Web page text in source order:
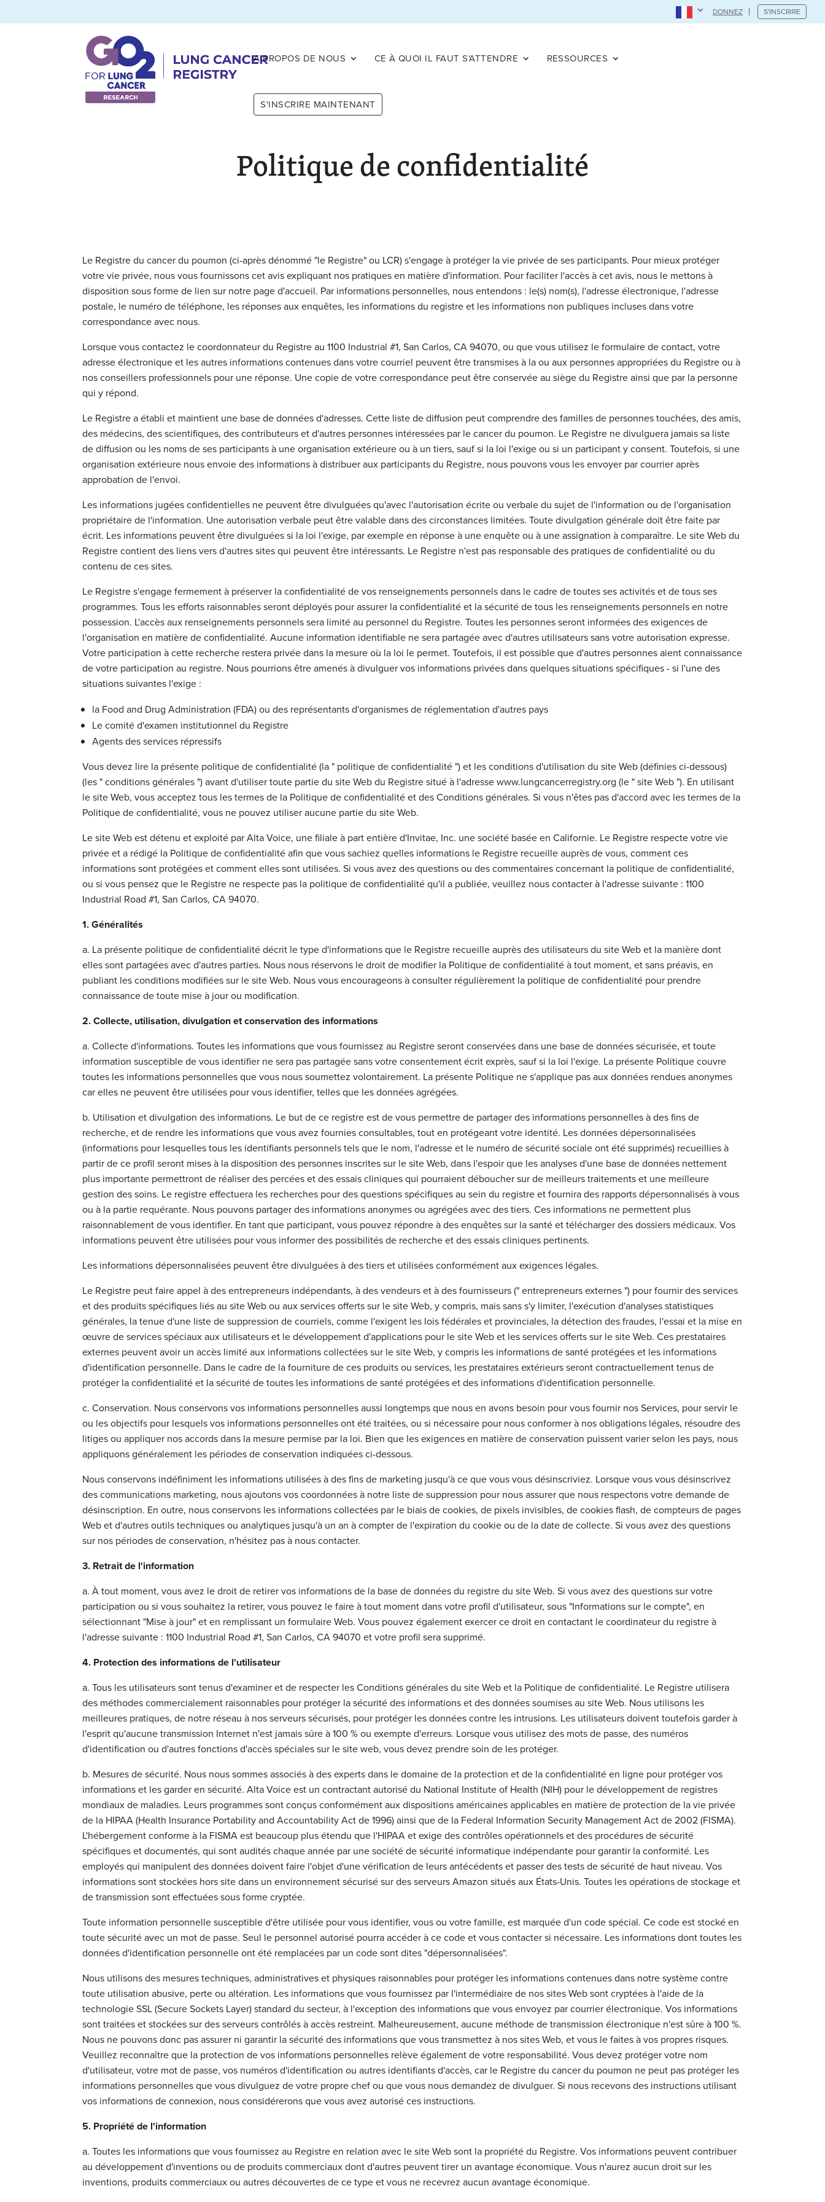
DONNEZ S'INSCRIRE
A PROPOS DE NOUS CE À QUOI IL FAUT S'ATTENDRE RESSOURCES
S'INSCRIRE MAINTENANT
Politique de confidentialité
Le Registre du cancer du poumon (ci-après dénommé "le Registre" ou LCR) s'engage à protéger la vie privée de ses participants. Pour mieux protéger
votre vie privée, nous vous fournissons cet avis expliquant nos pratiques en matière d'information. Pour faciliter l'accès à cet avis, nous le mettons à
disposition sous forme de lien sur notre page d'accueil. Par informations personnelles, nous entendons : le(s) nom(s), l'adresse électronique, l'adresse
postale, le numéro de téléphone, les réponses aux enquêtes, les informations du registre et les informations non publiques incluses dans votre
correspondance avec nous.
Lorsque vous contactez le coordonnateur du Registre au 1100 Industrial #1, San Carlos, CA 94070, ou que vous utilisez le formulaire de contact, votre
adresse électronique et les autres informations contenues dans votre courriel peuvent être transmises à la ou aux personnes appropriées du Registre ou à
nos conseillers professionnels pour une réponse. Une copie de votre correspondance peut être conservée au siège du Registre ainsi que par la personne
qui y répond.
Le Registre a établi et maintient une base de données d'adresses. Cette liste de diffusion peut comprendre des familles de personnes touchées, des amis,
des médecins, des scientifiques, des contributeurs et d'autres personnes intéressées par le cancer du poumon. Le Registre ne divulguera jamais sa liste
de diffusion ou les noms de ses participants à une organisation extérieure ou à un tiers, sauf si la loi l'exige ou si un participant y consent. Toutefois, si une
organisation extérieure nous envoie des informations à distribuer aux participants du Registre, nous pouvons vous les envoyer par courrier après
approbation de l'envoi.
Les informations jugées confidentielles ne peuvent être divulguées qu'avec l'autorisation écrite ou verbale du sujet de l'information ou de l'organisation
propriétaire de l'information. Une autorisation verbale peut être valable dans des circonstances limitées. Toute divulgation générale doit être faite par
écrit. Les informations peuvent être divulguées si la loi l'exige, par exemple en réponse à une enquête ou à une assignation à comparaître. Le site Web du
Registre contient des liens vers d'autres sites qui peuvent être intéressants. Le Registre n'est pas responsable des pratiques de confidentialité ou du
contenu de ces sites.
Le Registre s'engage fermement à préserver la confidentialité de vos renseignements personnels dans le cadre de toutes ses activités et de tous ses
programmes. Tous les efforts raisonnables seront déployés pour assurer la confidentialité et la sécurité de tous les renseignements personnels en notre
possession. L'accès aux renseignements personnels sera limité au personnel du Registre. Toutes les personnes seront informées des exigences de
l'organisation en matière de confidentialité. Aucune information identifiable ne sera partagée avec d'autres utilisateurs sans votre autorisation expresse.
Votre participation à cette recherche restera privée dans la mesure où la loi le permet. Toutefois, il est possible que d'autres personnes aient connaissance
de votre participation au registre. Nous pourrions être amenés à divulguer vos informations privées dans quelques situations spécifiques - si l'une des
situations suivantes l'exige :
la Food and Drug Administration (FDA) ou des représentants d'organismes de réglementation d'autres pays
Le comité d'examen institutionnel du Registre
Agents des services répressifs
Vous devez lire la présente politique de confidentialité (la " politique de confidentialité ") et les conditions d'utilisation du site Web (définies ci-dessous)
(les " conditions générales ") avant d'utiliser toute partie du site Web du Registre situé à l'adresse www.lungcancerregistry.org (le " site Web "). En utilisant
le site Web, vous acceptez tous les termes de la Politique de confidentialité et des Conditions générales. Si vous n'êtes pas d'accord avec les termes de la
Politique de confidentialité, vous ne pouvez utiliser aucune partie du site Web.
Le site Web est détenu et exploité par Alta Voice, une filiale à part entière d'Invitae, Inc. une société basée en Californie. Le Registre respecte votre vie
privée et a rédigé la Politique de confidentialité afin que vous sachiez quelles informations le Registre recueille auprès de vous, comment ces
informations sont protégées et comment elles sont utilisées. Si vous avez des questions ou des commentaires concernant la politique de confidentialité,
ou si vous pensez que le Registre ne respecte pas la politique de confidentialité qu'il a publiée, veuillez nous contacter à l'adresse suivante : 1100
Industrial Road #1, San Carlos, CA 94070.
1. Généralités
a. La présente politique de confidentialité décrit le type d'informations que le Registre recueille auprès des utilisateurs du site Web et la manière dont
elles sont partagées avec d'autres parties. Nous nous réservons le droit de modifier la Politique de confidentialité à tout moment, et sans préavis, en
publiant les conditions modifiées sur le site Web. Nous vous encourageons à consulter régulièrement la politique de confidentialité pour prendre
connaissance de toute mise à jour ou modification.
2. Collecte, utilisation, divulgation et conservation des informations
a. Collecte d'informations. Toutes les informations que vous fournissez au Registre seront conservées dans une base de données sécurisée, et toute
information susceptible de vous identifier ne sera pas partagée sans votre consentement écrit exprès, sauf si la loi l'exige. La présente Politique couvre
toutes les informations personnelles que vous nous soumettez volontairement. La présente Politique ne s'applique pas aux données rendues anonymes
car elles ne peuvent être utilisées pour vous identifier, telles que les données agrégées.
b. Utilisation et divulgation des informations. Le but de ce registre est de vous permettre de partager des informations personnelles à des fins de
recherche, et de rendre les informations que vous avez fournies consultables, tout en protégeant votre identité. Les données dépersonnalisées
(informations pour lesquelles tous les identifiants personnels tels que le nom, l'adresse et le numéro de sécurité sociale ont été supprimés) recueillies à
partir de ce profil seront mises à la disposition des personnes inscrites sur le site Web, dans l'espoir que les analyses d'une base de données nettement
plus importante permettront de réaliser des percées et des essais cliniques qui pourraient déboucher sur de meilleurs traitements et une meilleure
gestion des soins. Le registre effectuera les recherches pour des questions spécifiques au sein du registre et fournira des rapports dépersonnalisés à vous
ou à la partie requérante. Nous pouvons partager des informations anonymes ou agrégées avec des tiers. Ces informations ne permettent plus
raisonnablement de vous identifier. En tant que participant, vous pouvez répondre à des enquêtes sur la santé et télécharger des dossiers médicaux. Vos
informations peuvent être utilisées pour vous informer des possibilités de recherche et des essais cliniques pertinents.
Les informations dépersonnalisées peuvent être divulguées à des tiers et utilisées conformément aux exigences légales.
Le Registre peut faire appel à des entrepreneurs indépendants, à des vendeurs et à des fournisseurs (" entrepreneurs externes ") pour fournir des services
et des produits spécifiques liés au site Web ou aux services offerts sur le site Web, y compris, mais sans s'y limiter, l'exécution d'analyses statistiques
générales, la tenue d'une liste de suppression de courriels, comme l'exigent les lois fédérales et provinciales, la détection des fraudes, l'essai et la mise en
œuvre de services spéciaux aux utilisateurs et le développement d'applications pour le site Web et les services offerts sur le site Web. Ces prestataires
externes peuvent avoir un accès limité aux informations collectées sur le site Web, y compris les informations de santé protégées et les informations
d'identification personnelle. Dans le cadre de la fourniture de ces produits ou services, les prestataires extérieurs seront contractuellement tenus de
protéger la confidentialité et la sécurité de toutes les informations de santé protégées et des informations d'identification personnelle.
c. Conservation. Nous conservons vos informations personnelles aussi longtemps que nous en avons besoin pour vous fournir nos Services, pour servir le
ou les objectifs pour lesquels vos informations personnelles ont été traitées, ou si nécessaire pour nous conformer à nos obligations légales, résoudre des
litiges ou appliquer nos accords dans la mesure permise par la loi. Bien que les exigences en matière de conservation puissent varier selon les pays, nous
appliquons généralement les périodes de conservation indiquées ci-dessous.
Nous conservons indéfiniment les informations utilisées à des fins de marketing jusqu'à ce que vous vous désinscriviez. Lorsque vous vous désinscrivez
des communications marketing, nous ajoutons vos coordonnées à notre liste de suppression pour nous assurer que nous respectons votre demande de
désinscription. En outre, nous conservons les informations collectées par le biais de cookies, de pixels invisibles, de cookies flash, de compteurs de pages
Web et d'autres outils techniques ou analytiques jusqu'à un an à compter de l'expiration du cookie ou de la date de collecte. Si vous avez des questions
sur nos périodes de conservation, n'hésitez pas à nous contacter.
3. Retrait de l'information
a. À tout moment, vous avez le droit de retirer vos informations de la base de données du registre du site Web. Si vous avez des questions sur votre
participation ou si vous souhaitez la retirer, vous pouvez le faire à tout moment dans votre profil d'utilisateur, sous "Informations sur le compte", en
sélectionnant "Mise à jour" et en remplissant un formulaire Web. Vous pouvez également exercer ce droit en contactant le coordinateur du registre à
l'adresse suivante : 1100 Industrial Road #1, San Carlos, CA 94070 et votre profil sera supprimé.
4. Protection des informations de l'utilisateur
a. Tous les utilisateurs sont tenus d'examiner et de respecter les Conditions générales du site Web et la Politique de confidentialité. Le Registre utilisera
des méthodes commercialement raisonnables pour protéger la sécurité des informations et des données soumises au site Web. Nous utilisons les
meilleures pratiques, de notre réseau à nos serveurs sécurisés, pour protéger les données contre les intrusions. Les utilisateurs doivent toutefois garder à
l'esprit qu'aucune transmission Internet n'est jamais sûre à 100 % ou exempte d'erreurs. Lorsque vous utilisez des mots de passe, des numéros
d'identification ou d'autres fonctions d'accès spéciales sur le site web, vous devez prendre soin de les protéger.
b. Mesures de sécurité. Nous nous sommes associés à des experts dans le domaine de la protection et de la confidentialité en ligne pour protéger vos
informations et les garder en sécurité. Alta Voice est un contractant autorisé du National Institute of Health (NIH) pour le développement de registres
mondiaux de maladies. Leurs programmes sont conçus conformément aux dispositions américaines applicables en matière de protection de la vie privée
de la HIPAA (Health Insurance Portability and Accountability Act de 1996) ainsi que de la Federal Information Security Management Act de 2002 (FISMA).
L'hébergement conforme à la FISMA est beaucoup plus étendu que l'HIPAA et exige des contrôles opérationnels et des procédures de sécurité
spécifiques et documentés, qui sont audités chaque année par une société de sécurité informatique indépendante pour garantir la conformité. Les
employés qui manipulent des données doivent faire l'objet d'une vérification de leurs antécédents et passer des tests de sécurité de haut niveau. Vos
informations sont stockées hors site dans un environnement sécurisé sur des serveurs Amazon situés aux États-Unis. Toutes les opérations de stockage et
de transmission sont effectuées sous forme cryptée.
Toute information personnelle susceptible d'être utilisée pour vous identifier, vous ou votre famille, est marquée d'un code spécial. Ce code est stocké en
toute sécurité avec un mot de passe. Seul le personnel autorisé pourra accéder à ce code et vous contacter si nécessaire. Les informations dont toutes les
données d'identification personnelle ont été remplacées par un code sont dites "dépersonnalisées".
Nous utilisons des mesures techniques, administratives et physiques raisonnables pour protéger les informations contenues dans notre système contre
toute utilisation abusive, perte ou altération. Les informations que vous fournissez par l'intermédiaire de nos sites Web sont cryptées à l'aide de la
technologie SSL (Secure Sockets Layer) standard du secteur, à l'exception des informations que vous envoyez par courrier électronique. Vos informations
sont traitées et stockées sur des serveurs contrôlés à accès restreint. Malheureusement, aucune méthode de transmission électronique n'est sûre à 100 %.
Nous ne pouvons donc pas assurer ni garantir la sécurité des informations que vous transmettez à nos sites Web, et vous le faites à vos propres risques.
Veuillez reconnaître que la protection de vos informations personnelles relève également de votre responsabilité. Vous devez protéger votre nom
d'utilisateur, votre mot de passe, vos numéros d'identification ou autres identifiants d'accès, car le Registre du cancer du poumon ne peut pas protéger les
informations personnelles que vous divulguez de votre propre chef ou que vous nous demandez de divulguer. Si nous recevons des instructions utilisant
vos informations de connexion, nous considérerons que vous avez autorisé ces instructions.
5. Propriété de l'information
a. Toutes les informations que vous fournissez au Registre en relation avec le site Web sont la propriété du Registre. Vos informations peuvent contribuer
au développement d'inventions ou de produits commerciaux dont d'autres peuvent tirer un avantage économique. Vous n'aurez aucun droit sur les
inventions, produits commerciaux ou autres découvertes de ce type et vous ne recevrez aucun avantage économique.